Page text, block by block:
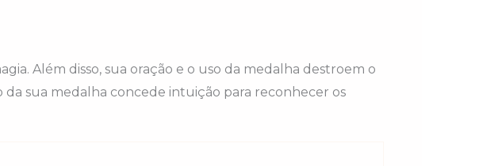
Além disso, sua oração e o uso da medalha destroem o
da sua medalha concede intuição para reconhecer os